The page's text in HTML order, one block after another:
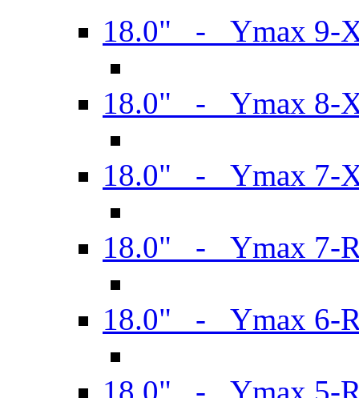
18.0" - Ymax 9-
18.0" - Ymax 8-
18.0" - Ymax 7-
18.0" - Ymax 7-
18.0" - Ymax 6-